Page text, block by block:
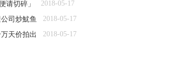
请切碎」 2018-05-17
司炒魷鱼 2018-05-17
天价拍出 2018-05-17